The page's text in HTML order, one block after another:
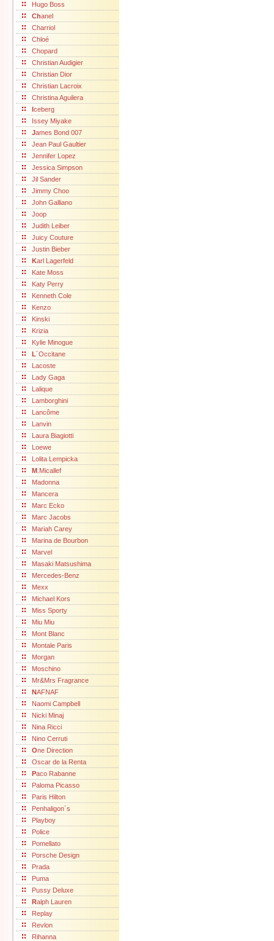
Hugo Boss
Chanel
Charriol
Chloé
Chopard
Christian Audigier
Christian Dior
Christian Lacroix
Christina Aguilera
Iceberg
Issey Miyake
James Bond 007
Jean Paul Gaultier
Jennifer Lopez
Jessica Simpson
Jil Sander
Jimmy Choo
John Galliano
Joop
Judith Leiber
Juicy Couture
Justin Bieber
Karl Lagerfeld
Kate Moss
Katy Perry
Kenneth Cole
Kenzo
Kinski
Krizia
Kylie Minogue
L´Occitane
Lacoste
Lady Gaga
Lalique
Lamborghini
Lancôme
Lanvin
Laura Biagiotti
Loewe
Lolita Lempicka
M .Micallef
Madonna
Mancera
Marc Ecko
Marc Jacobs
Mariah Carey
Marina de Bourbon
Marvel
Masaki Matsushima
Mercedes-Benz
Mexx
Michael Kors
Miss Sporty
Miu Miu
Mont Blanc
Montale Paris
Morgan
Moschino
Mr&Mrs Fragrance
NAFNAF
Naomi Campbell
Nicki Minaj
Nina Ricci
Nino Cerruti
One Direction
Oscar de la Renta
Paco Rabanne
Paloma Picasso
Paris Hilton
Penhaligon´s
Playboy
Police
Pomellato
Porsche Design
Prada
Puma
Pussy Deluxe
Ralph Lauren
Replay
Revlon
Rihanna